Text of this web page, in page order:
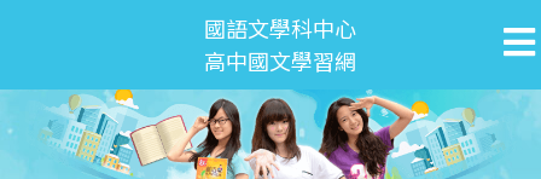
國語文學科中心
高中國文學習網